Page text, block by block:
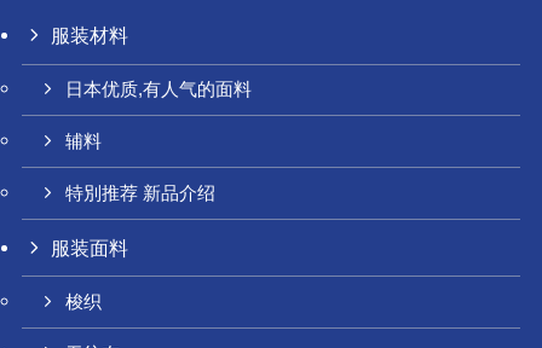
服装材料
日本优质,有人气的面料
辅料
特別推荐 新品介绍
服装面料
梭织